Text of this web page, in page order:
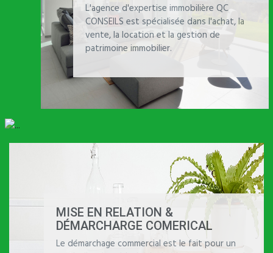
L'agence d'expertise immobilière QC
CONSEILS est spécialisée dans l'achat, la
vente, la location et la gestion de
patrimoine immobilier.
CONSEILS :
Tout le monde peut avoir une idée. Mais il y a un
fossé entre l’idéation et l’action, parfois difficile à
franchir dans l’aventure entrepreneuriale
MISE EN RELATION &
DÉMARCHARGE COMERICAL
Le démarchage commercial est le fait pour un